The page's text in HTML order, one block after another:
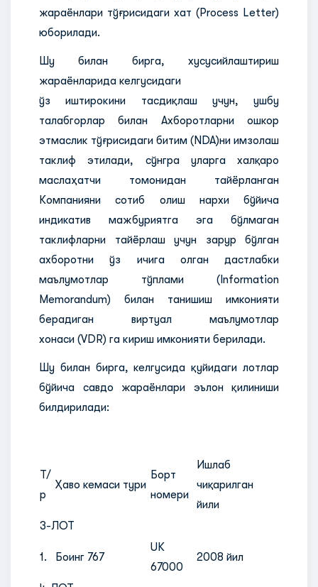
жараёнлари тўғрисидаги хат (Process Letter)
юборилади.
Шу билан бирга, хусусийлаштириш
жараёнларида келгусидаги
ўз иштирокини тасдиқлаш учун, ушбу
талабгорлар билан Ахборотларни ошкор
этмаслик тўғрисидаги битим (NDA)ни имзолаш
таклиф этилади, сўнгра уларга халқаро
маслаҳатчи томонидан тайёрланган
Компанияни сотиб олиш нархи бўйича
индикатив мажбуриятга эга бўлмаган
таклифларни тайёрлаш учун зарур бўлган
ахборотни ўз ичига олган дастлабки
маълумотлар тўплами (Information
Memorandum) билан танишиш имконияти
берадиган виртуал маълумотлар
хонаси (VDR) га кириш имконияти берилади.
Шу билан бирга, келгусида қуйидаги лотлар
бўйича савдо жараёнлари эълон қилиниши
билдирилади:
Т/
р
Ҳаво кемаси тури
Борт
номери
Ишлаб
чиқарилган
йили
3-ЛОТ
1. Боинг 767
UK
67000
2008 йил